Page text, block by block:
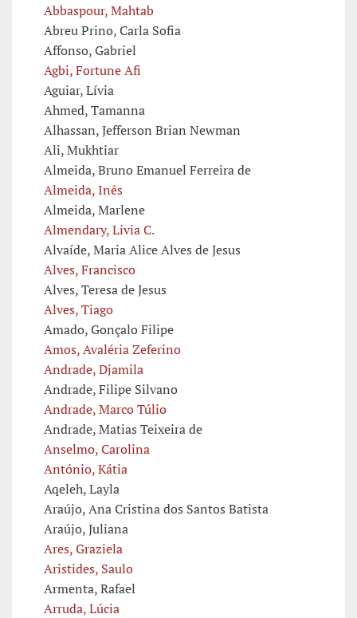
Abbaspour, Mahtab
Abreu Prino, Carla Sofia
Affonso, Gabriel
Agbi, Fortune Afi
Aguiar, Lívia
Ahmed, Tamanna
Alhassan, Jefferson Brian Newman
Ali, Mukhtiar
Almeida, Bruno Emanuel Ferreira de
Almeida, Inês
Almeida, Marlene
Almendary, Livia C.
Alvaíde, Maria Alice Alves de Jesus
Alves, Francisco
Alves, Teresa de Jesus
Alves, Tiago
Amado, Gonçalo Filipe
Amos, Avaléria Zeferino
Andrade, Djamila
Andrade, Filipe Silvano
Andrade, Marco Túlio
Andrade, Matias Teixeira de
Anselmo, Carolina
António, Kátia
Aqeleh, Layla
Araújo, Ana Cristina dos Santos Batista
Araújo, Juliana
Ares, Graziela
Aristides, Saulo
Armenta, Rafael
Arruda, Lúcia